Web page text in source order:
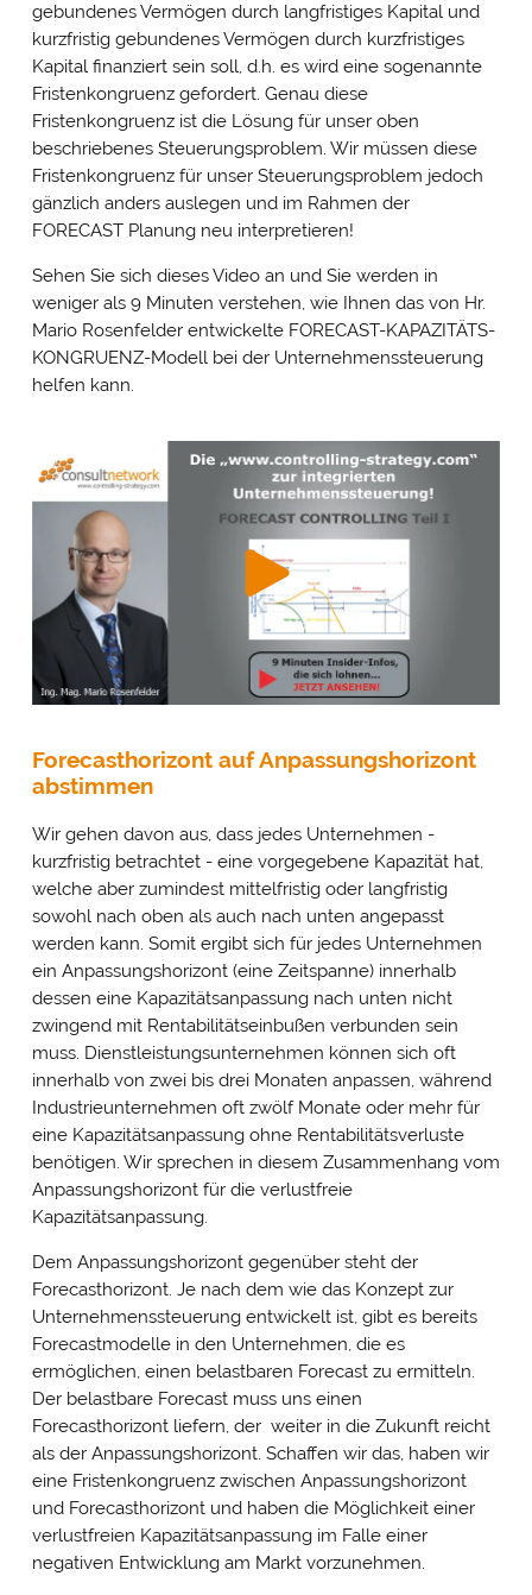
gebundenes Vermögen durch langfristiges Kapital und
kurzfristig gebundenes Vermögen durch kurzfristiges
Kapital finanziert sein soll, d.h. es wird eine sogenannte
Fristenkongruenz gefordert. Genau diese
Fristenkongruenz ist die Lösung für unser oben
beschriebenes Steuerungsproblem. Wir müssen diese
Fristenkongruenz für unser Steuerungsproblem jedoch
gänzlich anders auslegen und im Rahmen der
FORECAST Planung neu interpretieren!
Sehen Sie sich dieses Video an und Sie werden in
weniger als 9 Minuten verstehen, wie Ihnen das von Hr.
Mario Rosenfelder entwickelte FORECAST-KAPAZITÄTS-
KONGRUENZ-Modell bei der Unternehmenssteuerung
helfen kann.
Forecasthorizont auf Anpassungshorizont
abstimmen
Wir gehen davon aus, dass jedes Unternehmen -
kurzfristig betrachtet - eine vorgegebene Kapazität hat,
welche aber zumindest mittelfristig oder langfristig
sowohl nach oben als auch nach unten angepasst
werden kann. Somit ergibt sich für jedes Unternehmen
ein Anpassungshorizont (eine Zeitspanne) innerhalb
dessen eine Kapazitätsanpassung nach unten nicht
zwingend mit Rentabilitätseinbußen verbunden sein
muss. Dienstleistungsunternehmen können sich oft
innerhalb von zwei bis drei Monaten anpassen, während
Industrieunternehmen oft zwölf Monate oder mehr für
eine Kapazitätsanpassung ohne Rentabilitätsverluste
benötigen. Wir sprechen in diesem Zusammenhang vom
Anpassungshorizont für die verlustfreie
Kapazitätsanpassung.
Dem Anpassungshorizont gegenüber steht der
Forecasthorizont. Je nach dem wie das Konzept zur
Unternehmenssteuerung entwickelt ist, gibt es bereits
Forecastmodelle in den Unternehmen, die es
ermöglichen, einen belastbaren Forecast zu ermitteln.
Der belastbare Forecast muss uns einen
Forecasthorizont liefern, der weiter in die Zukunft reicht
als der Anpassungshorizont. Schaffen wir das, haben wir
eine Fristenkongruenz zwischen Anpassungshorizont
und Forecasthorizont und haben die Möglichkeit einer
verlustfreien Kapazitätsanpassung im Falle einer
negativen Entwicklung am Markt vorzunehmen.